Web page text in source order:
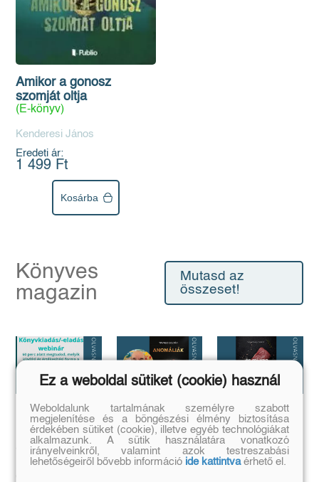
Amikor a gonosz
szomját oltja
(E-könyv)
Kenderesi János
Eredeti ár:
1 499 Ft
Kosárba
Könyves
magazin
Mutasd az
összeset!
Megírtad a
könyvedet, de
azt is tudod,
hogyan add
Anomáliák
Mi történik akkor,
ha létezik egy
olyan tárgy, ami
...és mi van ha
mégis?
...a legrosszabb
helyzetből is lehet
Ez a weboldal sütiket (cookie) használ
Weboldalunk tartalmának személyre szabott
megjelenítése és a böngészési élmény biztosítása
érdekében sütiket (cookie), illetve egyéb technológiákat
alkalmazunk. A sütik használatára vonatkozó
irányelveinkről, valamint azok testreszabási
lehetőségeiről bővebb információ ide kattintvaérhető el.